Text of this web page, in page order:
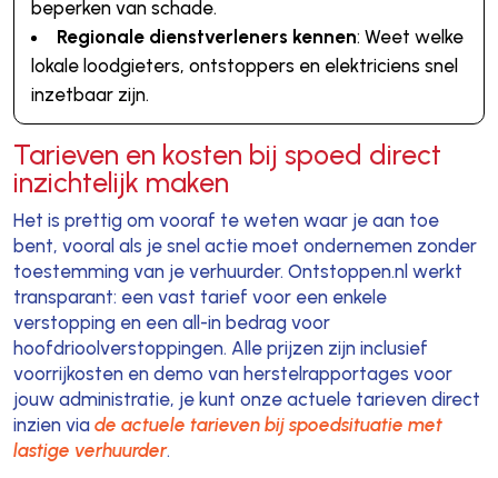
beperken van schade.
Regionale dienstverleners kennen: Weet welke
lokale loodgieters, ontstoppers en elektriciens snel
inzetbaar zijn.
Tarieven en kosten bij spoed direct
inzichtelijk maken
Het is prettig om vooraf te weten waar je aan toe
bent, vooral als je snel actie moet ondernemen zonder
toestemming van je verhuurder. Ontstoppen.nl werkt
transparant: een vast tarief voor een enkele
verstopping en een all-in bedrag voor
hoofdrioolverstoppingen. Alle prijzen zijn inclusief
voorrijkosten en demo van herstelrapportages voor
jouw administratie, je kunt onze actuele tarieven direct
inzien via de actuele tarieven bij spoedsituatie met
lastige verhuurder.